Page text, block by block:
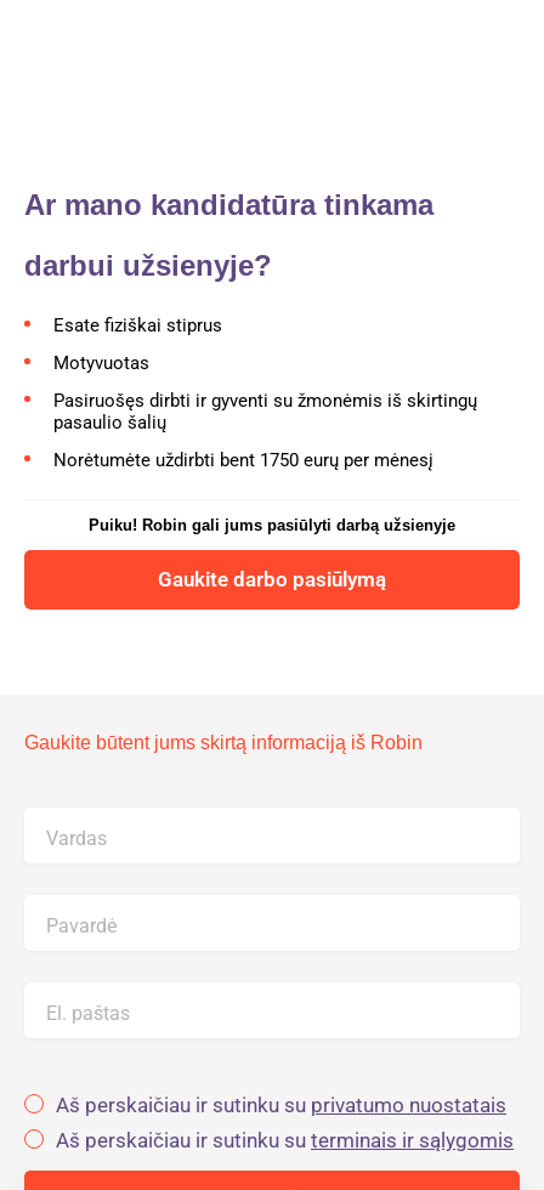
Ar mano kandidatūra tinkama
darbui užsienyje?
Esate fiziškai stiprus
Motyvuotas
Pasiruošęs dirbti ir gyventi su žmonėmis iš skirtingų
pasaulio šalių
Norėtumėte uždirbti bent 1750 eurų per mėnesį
Puiku! Robin gali jums pasiūlyti darbą užsienyje
Gaukite darbo pasiūlymą
Gaukite būtent jums skirtą informaciją iš Robin
Vardas
Pavardė
El. paštas
Aš perskaičiau ir sutinku su privatumo nuostatais
Aš perskaičiau ir sutinku su terminais ir sąlygomis